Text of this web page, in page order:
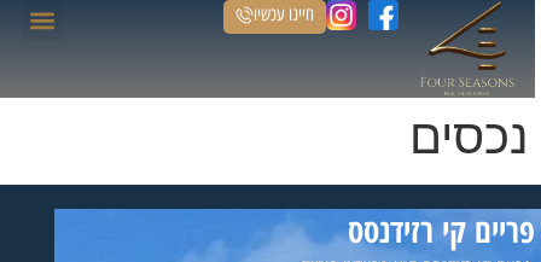
חייגו עכשיו
נכסים
פריים קי רזידנסס